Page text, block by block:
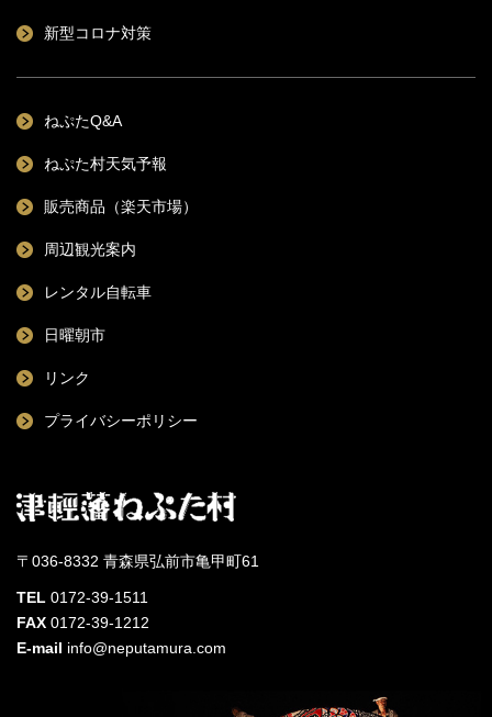
新型コロナ対策
ねぷたQ&A
ねぷた村天気予報
販売商品（楽天市場）
周辺観光案内
レンタル自転車
日曜朝市
リンク
プライバシーポリシー
〒036-8332 青森県弘前市亀甲町61
TEL 0172-39-1511
FAX 0172-39-1212
E-mail info@neputamura.com